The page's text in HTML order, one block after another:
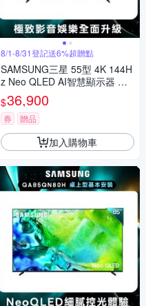
8/1-8/31登記送6%超贈點
SAMSUNG三星 55型 4K 144H
z Neo QLED AI智慧顯示器 QA
55QN80HAXXZW 含基本安裝
$36,900
券 贈品
加入購物車